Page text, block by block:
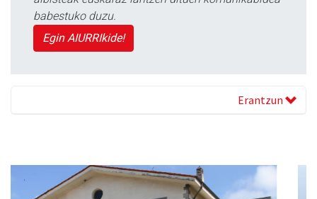
babestuko duzu.
Egin AIURRIkide!
Erantzun